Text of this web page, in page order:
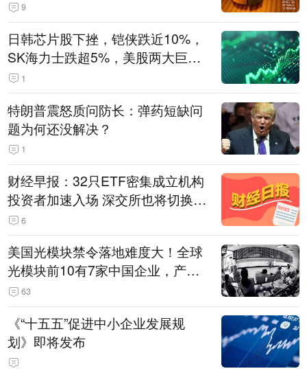
9
日韩芯片股下挫，铠侠跌近10%，
SK海力士跌超5%，美股两大巨头
遭遇业绩杀
1
特朗普震怒质问防长：弹药短缺问
题为何还没解决？
1
财经早报：32只ETF密集成立机构
投资者加速入场 深交所也将切换交
易线路
6
美国光模块禁令落地难度大！全球
光模块前10有7家中国企业，产业
界人士：想“脱钩”并不容易
63
《“十五五”促进中小企业发展规
划》即将发布